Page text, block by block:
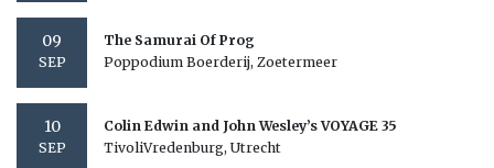
09
SEP
The Samurai Of Prog
Poppodium Boerderij, Zoetermeer
10
SEP
Colin Edwin and John Wesley’s VOYAGE 35
TivoliVredenburg, Utrecht